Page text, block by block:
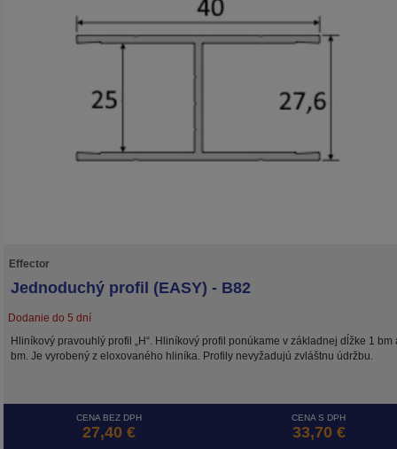
Effector
Jednoduchý profil (EASY) - B82
Dodanie do 5 dní
Hliníkový pravouhlý profil „H“. Hliníkový profil ponúkame v základnej dĺžke 1 bm
bm. Je vyrobený z eloxovaného hliníka. Profily nevyžadujú zvláštnu údržbu.
CENA BEZ DPH
27,40 €
CENA S DPH
33,70 €